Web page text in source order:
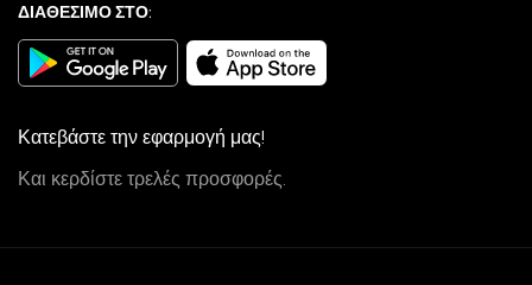
ΔΙΑΘΕΣΙΜΟ ΣΤΟ:
Κατεβάστε την εφαρμογή μας!
Και κερδίστε τρελές προσφορές.